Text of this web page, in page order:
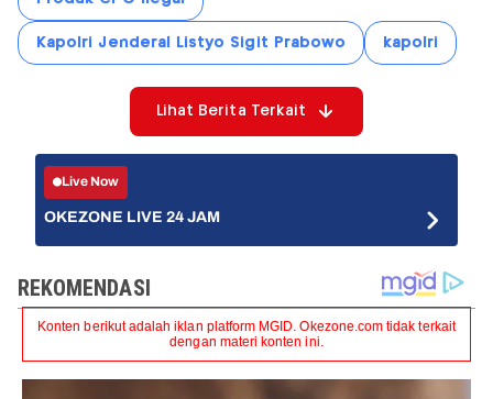
Kapolri Jenderal Listyo Sigit Prabowo kapolri
Lihat Berita Terkait
Live Now
OKEZONE LIVE 24 JAM